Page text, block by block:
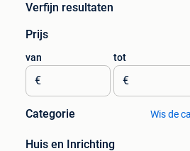
Verfijn resultaten
Prijs
van
€
tot
€
Categorie Wis de
Huis en Inrichting